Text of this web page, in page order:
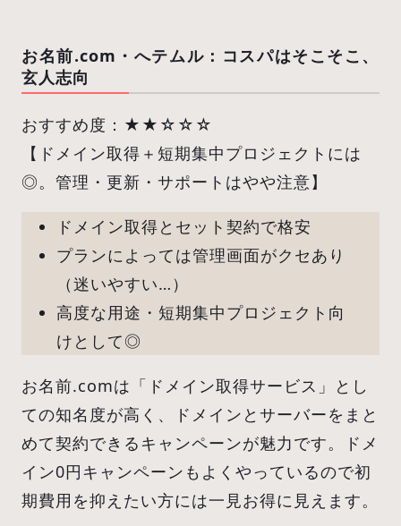
お名前.com・へテムル：コスパはそこそこ、
玄人志向
おすすめ度：★★☆☆☆
【ドメイン取得＋短期集中プロジェクトには
◎。管理・更新・サポートはやや注意】
ドメイン取得とセット契約で格安
プランによっては管理画面がクセあり
（迷いやすい…）
高度な用途・短期集中プロジェクト向
けとして◎
お名前.comは「ドメイン取得サービス」とし
ての知名度が高く、ドメインとサーバーをまと
めて契約できるキャンペーンが魅力です。ドメ
イン0円キャンペーンもよくやっているので初
期費用を抑えたい方には一見お得に見えます。